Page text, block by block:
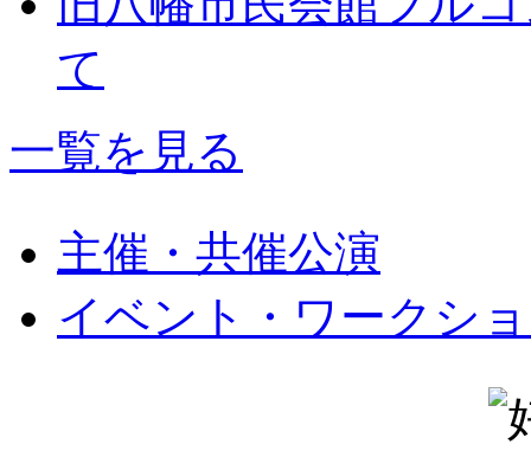
て
一覧を見る
主催・共催公演
イベント・ワークシ